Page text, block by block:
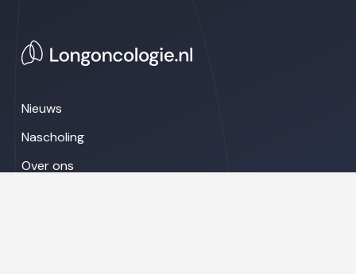
Nieuws
Nascholing
Over ons